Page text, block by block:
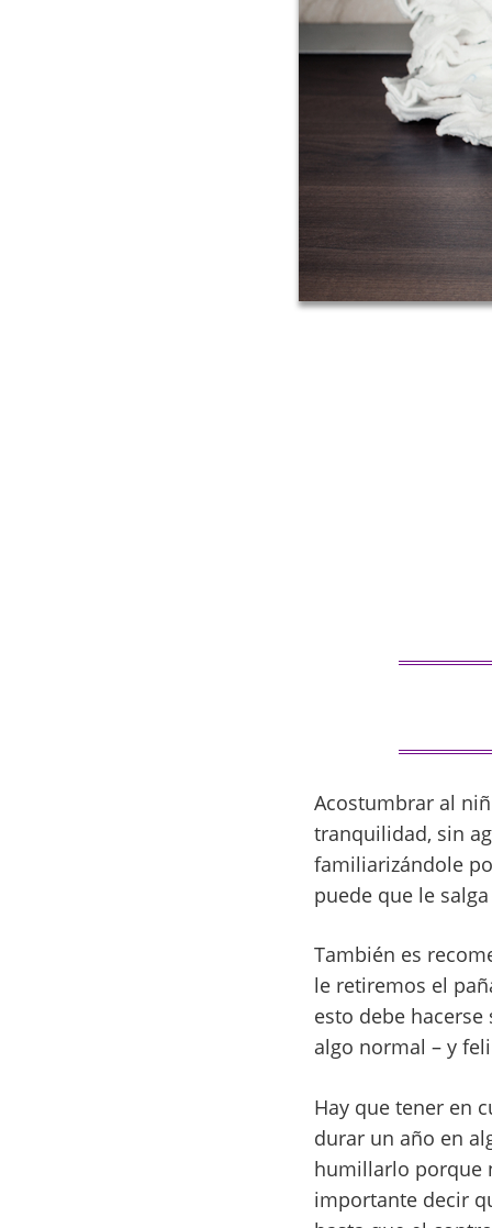
Acostumbrar al
tranquilidad, sin
familiarizándole
puede que le
También es
le retiremos el
esto debe
algo normal – y
Hay que tener en
durar un año en
humillarlo porque
importante decir